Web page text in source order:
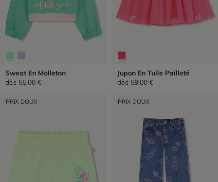
Sweat En Molleton
dès 55,00 €
Jupon En Tulle Pailleté
dès 59,00 €
PRIX DOUX PRIX DOUX